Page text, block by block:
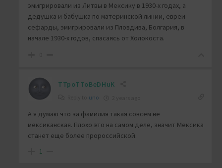
эмигрировали из Литвы в Мексику в 1930-х годах, а
дедушка и бабушка по материнской линии, евреи-
сефарды, эмигрировали из Пловдива, Болгария, в
начале 1930-х годов, спасаясь от Холокоста.
TTpoTToBeDHuK
uno
А я думаю что за фамилия такая совсем не
мексиканская. Плохо это на самом деле, значит Мексика
станет еще более пророссийской.
1